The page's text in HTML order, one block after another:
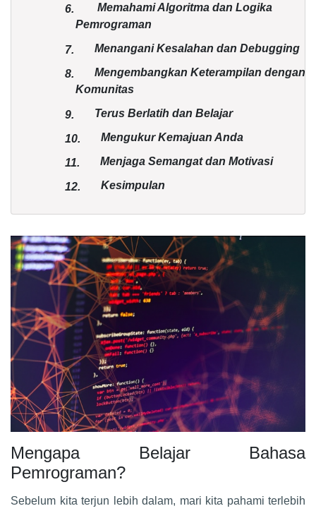
6.
Memahami Algoritma dan Logika
Pemrograman
7. Menangani Kesalahan dan Debugging
8.
Mengembangkan Keterampilan dengan
Komunitas
9. Terus Berlatih dan Belajar
10. Mengukur Kemajuan Anda
11. Menjaga Semangat dan Motivasi
12. Kesimpulan
Mengapa Belajar Bahasa
Pemrograman?
Sebelum kita terjun lebih dalam, mari kita pahami terlebih